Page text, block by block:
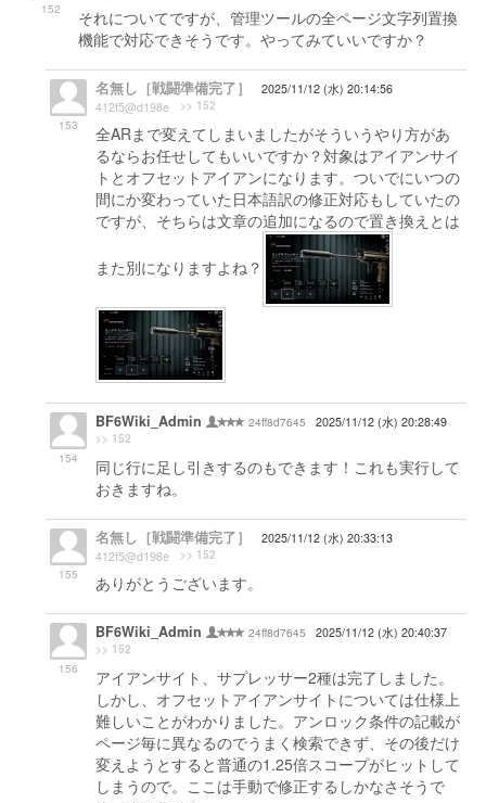
152
それについてですが、管理ツールの全ページ文字列置換
機能で対応できそうです。やってみていいですか？
153
名無し［戦闘準備完了］
2025/11/12 (水) 20:14:56
412f5@d198e
>> 152
全ARまで変えてしまいましたがそういうやり方があ
るならお任せしてもいいですか？対象はアイアンサイ
トとオフセットアイアンになります。ついでにいつの
間にか変わっていた日本語訳の修正対応もしていたの
ですが、そちらは文章の追加になるので置き換えとは
また別になりますよね？
154
BF6Wiki_Admin 24ff8d7645 2025/11/12 (水) 20:28:49
>> 152
同じ行に足し引きするのもできます！これも実行して
おきますね。
155
名無し［戦闘準備完了］
2025/11/12 (水) 20:33:13
412f5@d198e
>> 152
ありがとうございます。
156
BF6Wiki_Admin 24ff8d7645 2025/11/12 (水) 20:40:37
>> 152
アイアンサイト、サプレッサー2種は完了しました。
しかし、オフセットアイアンサイトについては仕様上
難しいことがわかりました。アンロック条件の記載が
ページ毎に異なるのでうまく検索できず、その後だけ
変えようとすると普通の1.25倍スコープがヒットして
しまうので。ここは手動で修正するしかなさそうで